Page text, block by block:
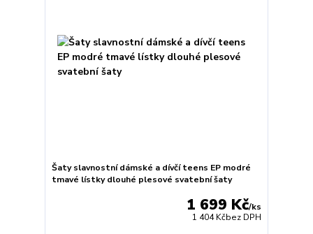
Šaty slavnostní dámské a dívčí teens EP modré
tmavé lístky dlouhé plesové svatební šaty
1 699 Kč/ks
1 404 Kčbez DPH